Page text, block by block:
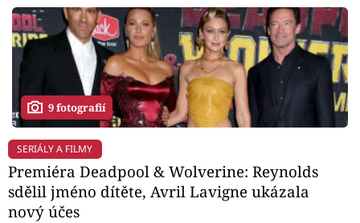
9 fotografií
SERIÁLY A FILMY
Premiéra Deadpool & Wolverine: Reynolds
sdělil jméno dítěte, Avril Lavigne ukázala
nový účes